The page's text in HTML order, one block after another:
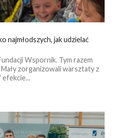
najmłodszych, jak udzielać
Wspornik. Tym razem
zorganizowali warsztaty z
efekcie...